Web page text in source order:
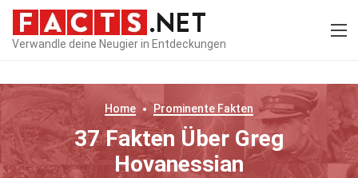
Verwandle deine Neugier in Entdeckungen
Home Prominente Fakten
37 Fakten Über Greg
Hovanessian